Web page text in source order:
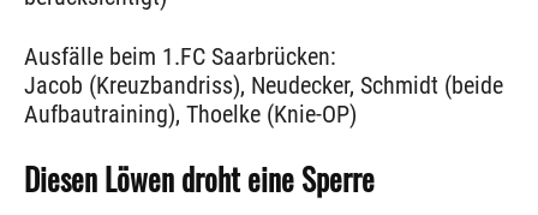
Ausfälle beim 1.FC Saarbrücken:
Jacob (Kreuzbandriss), Neudecker, Schmidt (beide
Aufbautraining), Thoelke (Knie-OP)
Diesen Löwen droht eine Sperre